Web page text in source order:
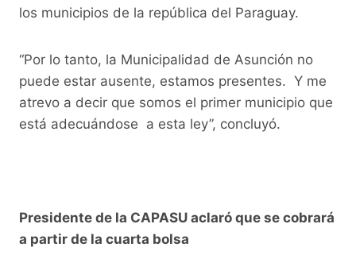
los municipios de la república del Paraguay.
“Por lo tanto, la Municipalidad de Asunción no
puede estar ausente, estamos presentes. Y me
atrevo a decir que somos el primer municipio que
está adecuándose a esta ley”, concluyó.
Presidente de la CAPASU aclaró que se cobrará
a partir de la cuarta bolsa